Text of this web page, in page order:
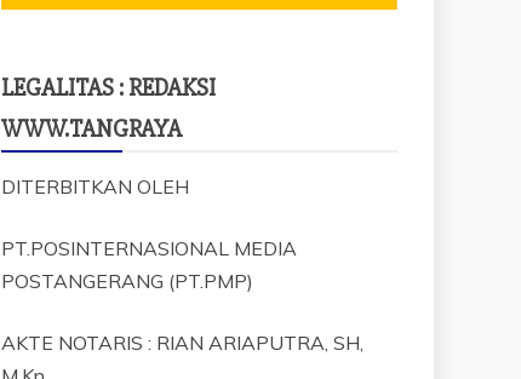
LEGALITAS : REDAKSI
WWW.TANGRAYA
DITERBITKAN OLEH
PT.POSINTERNASIONAL MEDIA
POSTANGERANG (PT.PMP)
AKTE NOTARIS : RIAN ARIAPUTRA, SH,